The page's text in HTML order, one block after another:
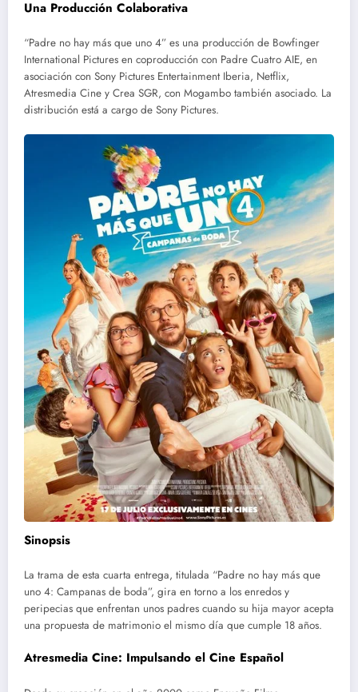
Una Producción Colaborativa
“Padre no hay más que uno 4” es una producción de Bowfinger
International Pictures en coproducción con Padre Cuatro AIE, en
asociación con Sony Pictures Entertainment Iberia, Netflix,
Atresmedia Cine y Crea SGR, con Mogambo también asociado. La
distribución está a cargo de Sony Pictures.
Sinopsis
La trama de esta cuarta entrega, titulada “Padre no hay más que
uno 4: Campanas de boda”, gira en torno a los enredos y
peripecias que enfrentan unos padres cuando su hija mayor acepta
una propuesta de matrimonio el mismo día que cumple 18 años.
Atresmedia Cine: Impulsando el Cine Español